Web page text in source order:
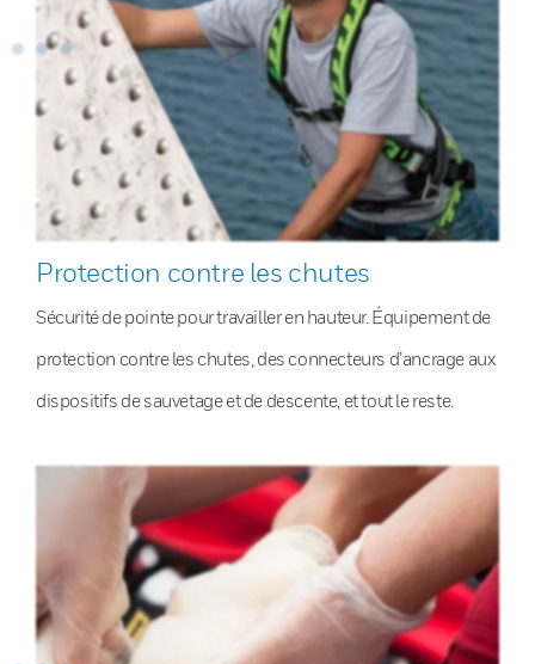
Protection contre les chutes
Sécurité de pointe pour travailler en hauteur. Équipement de
protection contre les chutes, des connecteurs d’ancrage aux
dispositifs de sauvetage et de descente, et tout le reste.